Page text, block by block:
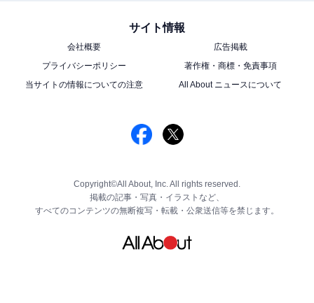
サイト情報
会社概要
広告掲載
プライバシーポリシー
著作権・商標・免責事項
当サイトの情報についての注意
All About ニュースについて
Copyright©All About, Inc. All rights reserved.
掲載の記事・写真・イラストなど、
すべてのコンテンツの無断複写・転載・公衆送信等を禁じます。